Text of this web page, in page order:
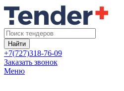
Найти
+7(727)318-76-09
Заказать звонок
Меню